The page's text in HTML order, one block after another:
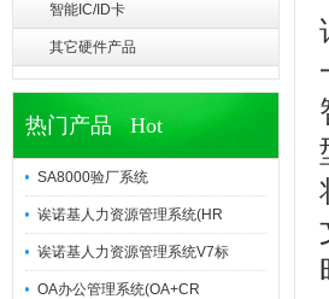
智能IC/ID卡
其它硬件产品
热门产品 Hot
SA8000验厂系统
诶诺基人力资源管理系统(HR
诶诺基人力资源管理系统V7标
OA办公管理系统(OA+CR